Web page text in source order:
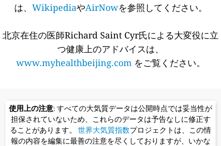
は、 WikipediaやAirNowを参照してください。
北京在住の医師Richard Saint Cyr氏による大変役に立
つ健康上のアドバイスは、
www.myhealthbeijing.com をご覧ください。
使用上の注意: すべての大気質データは公開時点では妥当性が
担保されていないため、これらのデータは予告なしに修正す
ることがあります。 世界大気質指数プロジェクトは、この情
報の内容を編集に最善の注意を尽くしておりますが、いかな